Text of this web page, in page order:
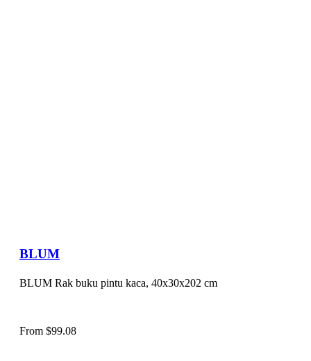
BLUM
BLUM Rak buku pintu kaca, 40x30x202 cm
From $99.08